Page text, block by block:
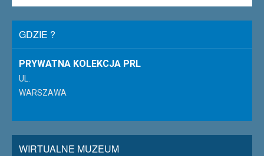
GDZIE ?
PRYWATNA KOLEKCJA PRL
UL.
WARSZAWA
WIRTUALNE MUZEUM